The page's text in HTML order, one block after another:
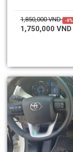
1,850,000 VND -6%
1,750,000 VND